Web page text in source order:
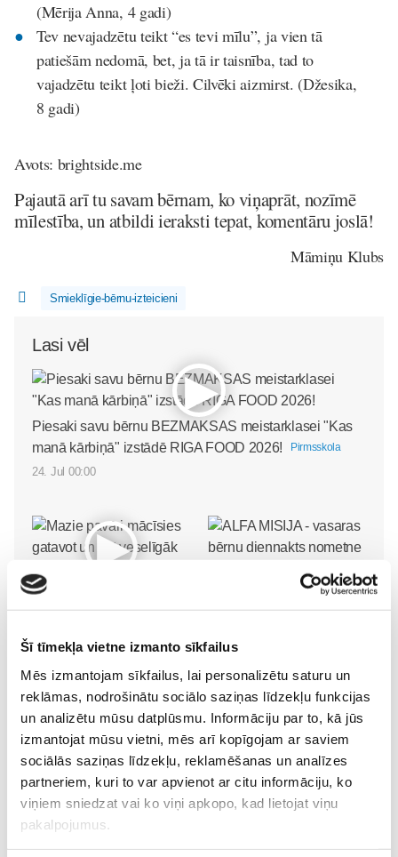
Šī tīmekļa vietne izmanto sīkfailus
Mēs izmantojam sīkfailus, lai personalizētu saturu un
reklāmas, nodrošinātu sociālo saziņas līdzekļu funkcijas
un analizētu mūsu datplūsmu. Informāciju par to, kā jūs
izmantojat mūsu vietni, mēs arī kopīgojam ar saviem
sociālās saziņas līdzekļu, reklamēšanas un analīzes
partneriem, kuri to var apvienot ar citu informāciju, ko
viņiem sniedzat vai ko viņi apkopo, kad lietojat viņu
pakalpojumus.
(Mērija Anna, 4 gadi)
Tev nevajadzētu teikt “es tevi mīlu”, ja vien tā
patiešām nedomā, bet, ja tā ir taisnība, tad to
vajadzētu teikt ļoti bieži. Cilvēki aizmirst. (Džesika,
8 gadi)
Avots: brightside.me
Pajautā arī tu savam bērnam, ko viņaprāt, nozīmē
mīlestība, un atbildi ieraksti tepat, komentāru joslā!
Māmiņu Klubs
Smieklīgie-bērnu-izteicieni
Lasi vēl
Piesaki savu bērnu BEZMAKSAS meistarklasei "Kas
manā kārbiņā" izstādē RIGA FOOD 2026!
Pirmsskola
24. Jul 00:00
Mazie pavāri mācīsies
gatavot un ēst veselīgāk
Pirmsskola
30. Jun 00:00
ALFA MISIJA - vasaras
bērnu diennakts nometne
„LEĢENDĀRIE” - episks
piedzīvojums visai